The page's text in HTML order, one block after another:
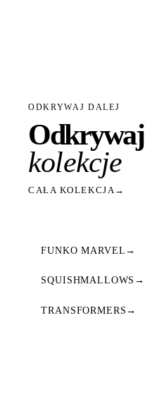
ODKRYWAJ DALEJ
Odkrywaj
kolekcje
CAŁA KOLEKCJA→
FUNKO MARVEL →
SQUISHMALLOWS →
TRANSFORMERS →